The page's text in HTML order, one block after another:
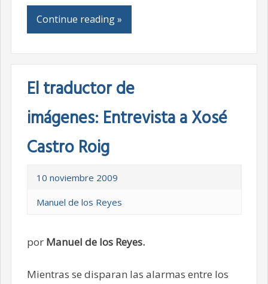
Continue reading »
El traductor de
imágenes: Entrevista a Xosé
Castro Roig
10 noviembre 2009
Manuel de los Reyes
por Manuel de los Reyes.
Mientras se disparan las alarmas entre los